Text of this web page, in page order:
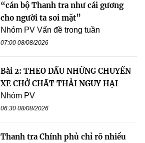
“cán bộ Thanh tra như cái gương
cho người ta soi mặt”
Nhóm PV Vấn đề trong tuần
07:00 08/08/2026
Bài 2: THEO DẤU NHỮNG CHUYẾN
XE CHỞ CHẤT THẢI NGUY HẠI
Nhóm PV
06:30 08/08/2026
Thanh tra Chính phủ chỉ rõ nhiều